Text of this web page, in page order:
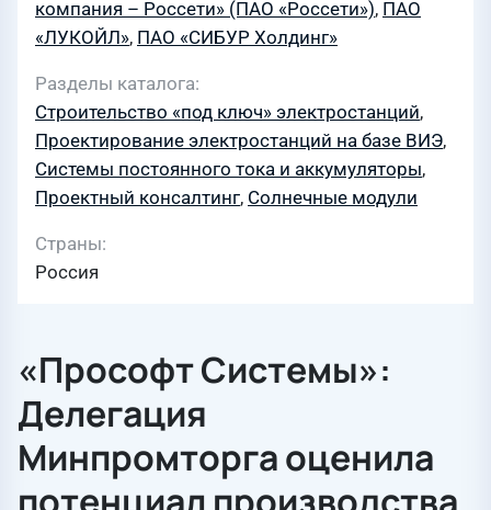
компания – Россети» (ПАО «Россети»), ПАО
«ЛУКОЙЛ», ПАО «СИБУР Холдинг»
Разделы каталога
Строительство «под ключ» электростанций,
Проектирование электростанций на базе ВИЭ,
Системы постоянного тока и аккумуляторы,
Проектный консалтинг, Солнечные модули
Страны
Россия
«Прософт Системы»:
Делегация
Минпромторга оценила